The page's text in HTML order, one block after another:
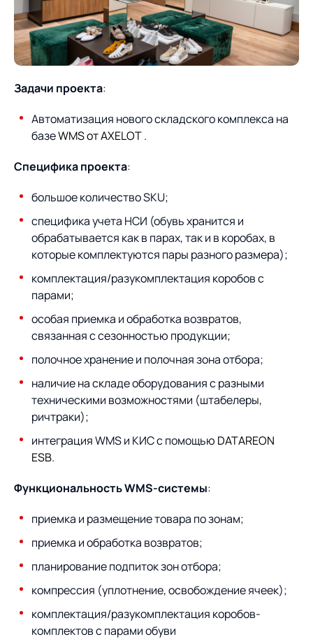
О компании
ИТ-аккредитация
Карьера
Партнеры
Импортозамещение
Продукты
Управление цепями
поставок
Управление складами
и транспортным парком
Интегрированное
планирование
Управление
контейнерным
терминалом
Оптимизация в цепях
Управление двором
Роботизация
Оборудование для склада
AXELOT AI
Логистический
консалтинг
Автоматизация
процессов
Техническое оснащение
Постпроектное
сопровождение
опытом вместе с AXELOT
Формирование центров
компетенций
Пресс-центр
Проекты
Проекты
Контакты
Контакты
Академия
Предложение для
учебных заведений
База знаний
База знаний
Задачи проекта:
Автоматизация нового складского комплекса на
базеWMS от AXELOT.
Специфика проекта:
большое количество SKU;
специфика учета НСИ (обувь хранится и
обрабатывается как в парах, так и в коробах, в
которые комплектуются пары разного размера);
комплектация/разукомплектация коробов с
парами;
особая приемка и обработка возвратов,
связанная с сезонностью продукции;
полочное хранение и полочная зона отбора;
наличие на складе оборудования с разными
техническими возможностями (штабелеры,
ричтраки);
интеграция WMS и КИС с помощью DATAREON
ESB.
Функциональность WMS-системы:
приемка и размещение товара по зонам;
приемка и обработка возвратов;
планирование подпиток зон отбора;
компрессия (уплотнение, освобождение ячеек);
комплектация/разукомплектация коробов-
комплектов с парами обуви